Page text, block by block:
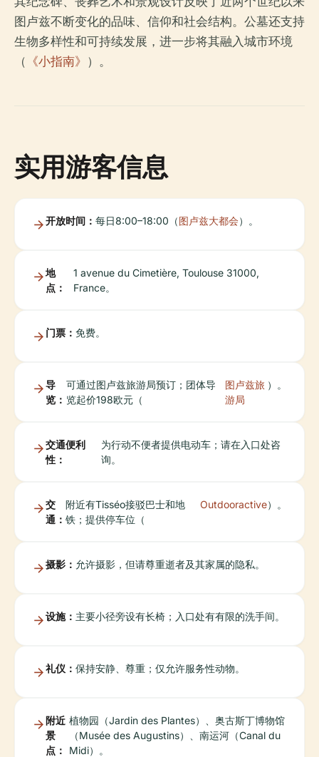
图卢兹不断变化的品味、信仰和社会结构。公墓还支持
生物多样性和可持续发展，进一步将其融入城市环境
（ 《小指南》 ）。
实用游客信息
开放时间： 每日8:00–18:00（图卢兹大都会）。
地
点：
1 avenue du Cimetière, Toulouse 31000,
France。
门票： 免费。
导
览：
可通过图卢兹旅游局预订；团体导
览起价198欧元（
图卢兹旅
游局
）。
交通便利
性：
为行动不便者提供电动车；请在入口处咨
询。
交
通：
附近有Tisséo接驳巴士和地
铁；提供停车位（
Outdooractive）。
摄影： 允许摄影，但请尊重逝者及其家属的隐私。
设施： 主要小径旁设有长椅；入口处有有限的洗手间。
礼仪： 保持安静、尊重；仅允许服务性动物。
附近
景
点：
植物园（Jardin des Plantes）、奥古斯丁博物馆
（Musée des Augustins）、南运河（Canal du
Midi）。